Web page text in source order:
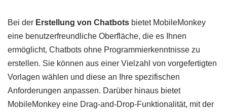
Bei der Erstellung von Chatbots bietet MobileMonkey
eine benutzerfreundliche Oberfläche, die es Ihnen
ermöglicht, Chatbots ohne Programmierkenntnisse zu
erstellen. Sie können aus einer Vielzahl von vorgefertigten
Vorlagen wählen und diese an Ihre spezifischen
Anforderungen anpassen. Darüber hinaus bietet
MobileMonkey eine Drag-and-Drop-Funktionalität, mit der